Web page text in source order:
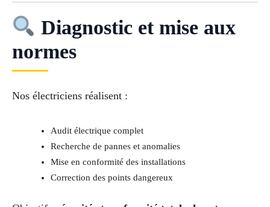
Diagnostic et mise aux
normes
Nos électriciens réalisent :
Audit électrique complet
Recherche de pannes et anomalies
Mise en conformité des installations
Correction des points dangereux